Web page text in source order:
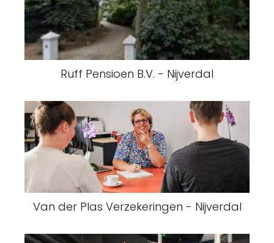
Ruff Pensioen B.V. - Nijverdal
Van der Plas Verzekeringen - Nijverdal